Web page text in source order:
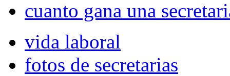
cuanto gana una
vida laboral
fotos de secretarias